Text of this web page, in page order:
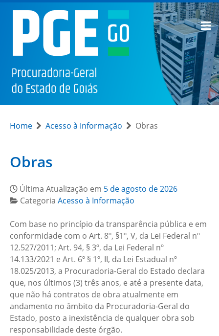
Home Acesso à Informação Obras
Obras
Última Atualização em 5 de agosto de 2026
Categoria Acesso à Informação
Com base no princípio da transparência pública e em
conformidade com o Art. 8º, §1º, V, da Lei Federal nº
12.527/2011; Art. 94, § 3º, da Lei Federal nº
14.133/2021 e Art. 6º § 1º, II, da Lei Estadual nº
18.025/2013, a Procuradoria-Geral do Estado declara
que, nos últimos (3) três anos, e até a presente data,
que não há contratos de obra atualmente em
andamento no âmbito da Procuradoria-Geral do
Estado, posto a inexistência de qualquer obra sob
responsabilidade deste órgão.